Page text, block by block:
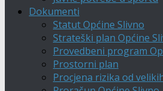
Dokumenti
Statut Općine Slivno
Strateški plan Općine
Provedbeni program
Prostorni plan
Procjena rizika od